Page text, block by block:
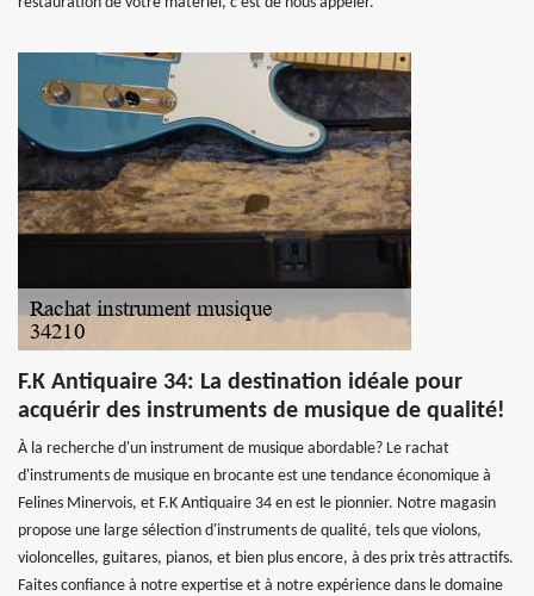
F.K Antiquaire 34: La destination idéale pour
acquérir des instruments de musique de qualité!
À la recherche d'un instrument de musique abordable? Le rachat
d'instruments de musique en brocante est une tendance économique à
Felines Minervois, et F.K Antiquaire 34 en est le pionnier. Notre magasin
propose une large sélection d'instruments de qualité, tels que violons,
violoncelles, guitares, pianos, et bien plus encore, à des prix très attractifs.
Faites confiance à notre expertise et à notre expérience dans le domaine